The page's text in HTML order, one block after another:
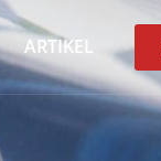
ARTIKEL